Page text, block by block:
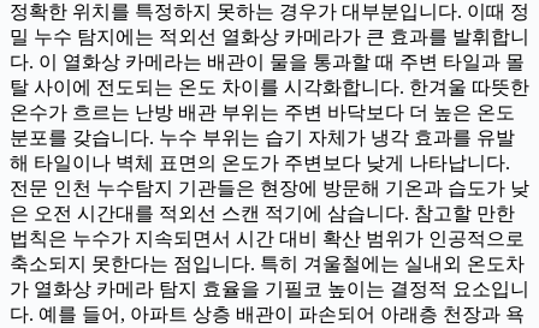
정확한 위치를 특정하지 못하는 경우가 대부분입니다. 이때 정
밀 누수 탐지에는 적외선 열화상 카메라가 큰 효과를 발휘합니
다. 이 열화상 카메라는 배관이 물을 통과할 때 주변 타일과 몰
탈 사이에 전도되는 온도 차이를 시각화합니다. 한겨울 따뜻한
온수가 흐르는 난방 배관 부위는 주변 바닥보다 더 높은 온도
분포를 갖습니다. 누수 부위는 습기 자체가 냉각 효과를 유발
해 타일이나 벽체 표면의 온도가 주변보다 낮게 나타납니다.
전문 인천 누수탐지 기관들은 현장에 방문해 기온과 습도가 낮
은 오전 시간대를 적외선 스캔 적기에 삼습니다. 참고할 만한
법칙은 누수가 지속되면서 시간 대비 확산 범위가 인공적으로
축소되지 못한다는 점입니다. 특히 겨울철에는 실내외 온도차
가 열화상 카메라 탐지 효율을 기필코 높이는 결정적 요소입니
다. 예를 들어, 아파트 상층 배관이 파손되어 아래층 천장과 욕